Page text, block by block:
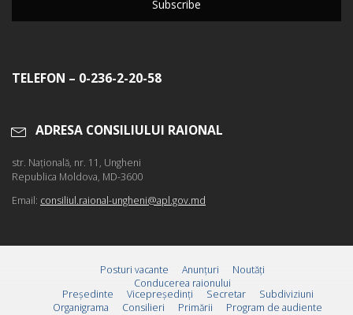
TELEFON – 0-236-2-20-58
ADRESA CONSILIULUI RAIONAL
str. Naţională, nr. 11, Ungheni
Republica Moldova, MD-3600
Email: consiliul.raional-ungheni@apl.gov.md
Posturi vacante Anunțuri
Noutăți
Conducerea raionului
Preşedinte
Vicepreşedinţi Secretar
Subdiviziuni
Organigrama
Consilieri Primării
Program de audiente